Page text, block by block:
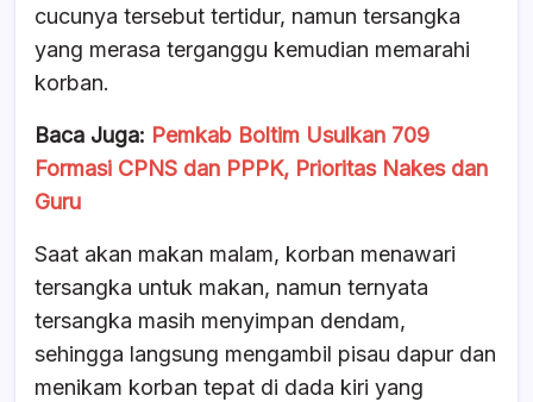
cucunya tersebut tertidur, namun tersangka
yang merasa terganggu kemudian memarahi
korban.
Baca Juga: Pemkab Boltim Usulkan 709
Formasi CPNS dan PPPK, Prioritas Nakes dan
Guru
Saat akan makan malam, korban menawari
tersangka untuk makan, namun ternyata
tersangka masih menyimpan dendam,
sehingga langsung mengambil pisau dapur dan
menikam korban tepat di dada kiri yang